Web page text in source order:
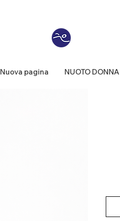
Nuova pagina NUOTO DONNA